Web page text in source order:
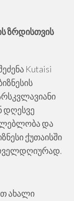
ზრდისთვის
Kutaisi
დღესვე
და
ქუთაისში
ახალი